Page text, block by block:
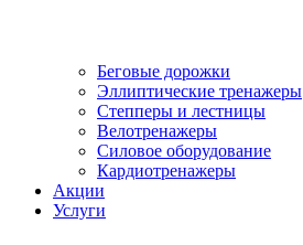
Беговые дорожки
Эллиптические тренажеры
Степперы и лестницы
Велотренажеры
Силовое оборудование
Кардиотренажеры
Акции
Услуги